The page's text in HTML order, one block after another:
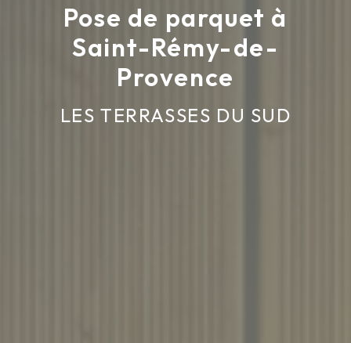
Pose de parquet à
Saint-Rémy-de-
Provence
LES TERRASSES DU SUD